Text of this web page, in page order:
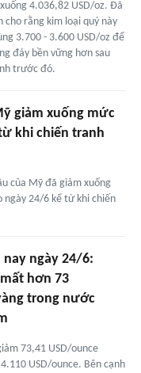
4.036,82 USD/oz. Đã
cho rằng kim loại quý này
3.700 - 3.600 USD/oz để
đáy bền vững hơn sau
trước đó.
giảm xuống mức
khi chiến tranh
của Mỹ đã giảm xuống
ngày 24/6 kể từ khi chiến
nay ngày 24/6:
hơn 73
trong nước
73,41 USD/ounce
USD/ounce. Bên cạnh